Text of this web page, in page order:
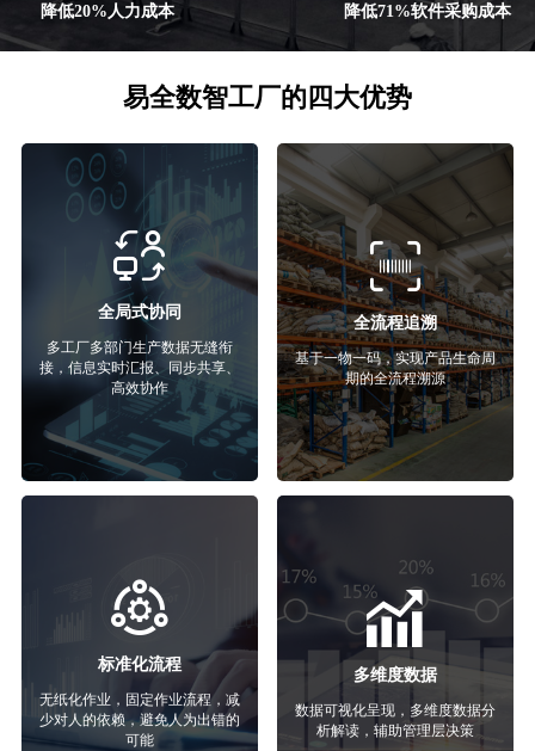
降低20%人力成本 降低71%软件采购成本
易全数智工厂的四大优势
全局式协同
多工厂多部门生产数据无缝衔
接，信息实时汇报、同步共享、
高效协作
全流程追溯
基于一物一码，实现产品生命周
期的全流程溯源
标准化流程
无纸化作业，固定作业流程，减
少对人的依赖，避免人为出错的
可能
多维度数据
数据可视化呈现，多维度数据分
析解读，辅助管理层决策